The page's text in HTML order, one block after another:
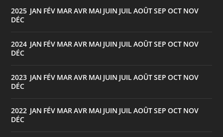
2025 JAN FÉV MAR AVR MAI JUIN JUIL AOÛTSEP OCT NOV
DÉC
2024 JAN FÉV MAR AVR MAI JUIN JUIL AOÛTSEP OCT NOV
DÉC
2023 JAN FÉV MAR AVR MAI JUIN JUIL AOÛTSEP OCT NOV
DÉC
2022 JAN FÉV MAR AVR MAI JUIN JUIL AOÛTSEP OCT NOV
DÉC